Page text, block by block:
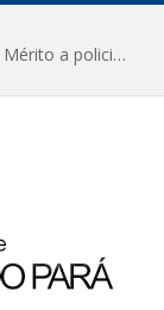
Câmara de Aurora do Pará presta Honra ao Mérito a policiais militares em sessão marcada por reconhecimento e emoção